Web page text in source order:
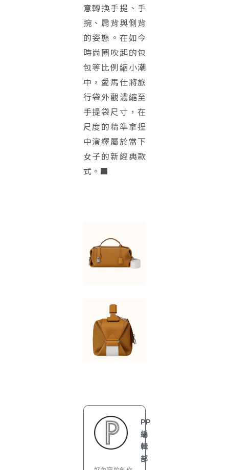
意轉換手提、手
捥、肩背與側背
的姿態。在如今
時尚圈吹起的包
包等比例縮小潮
中，愛馬仕將旅
行袋外觀濃縮至
手提袋尺寸，在
尺度的精準拿捏
中演繹屬於當下
女子的新經典款
式。■
PP
編
輯
部